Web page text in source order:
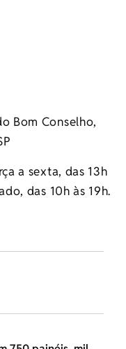
Bom Conselho,
a sexta, das 13h
das 10h às 19h.